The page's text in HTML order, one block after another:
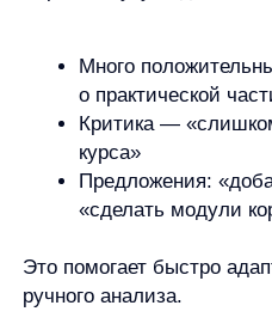
доставку»
Это как диалог с
наводящие вопросы, и
сути.
Проверьте логику.
Всегда спрашивайте себя:
ничего не менялось —
Возможно, в таблице дубли